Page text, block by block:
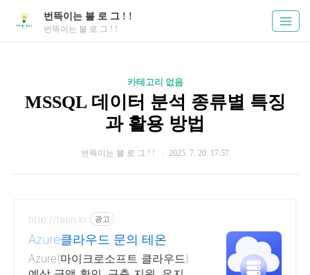
번뜩이는 블 로 그 ! !
번뜩이는 블 로 그 ! !
카테고리 없음
MSSQL 데이터 분석 종류별 특징
과 활용 방법
번뜩이는 블 로 그 ! ! 2025. 7. 20. 17:57
http://teon.kr 광고
Azure클라우드 문의 테온
Azure(마이크로소프트 클라우드)